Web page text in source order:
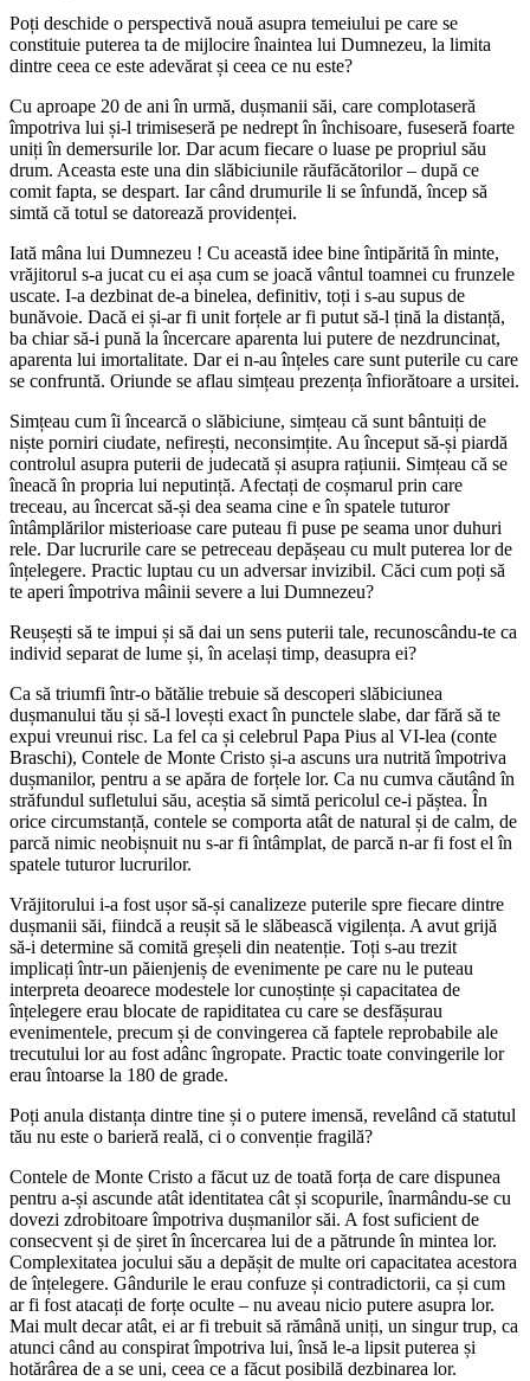
Poți deschide o perspectivă nouă asupra temeiului pe care se
constituie puterea ta de mijlocire înaintea lui Dumnezeu, la limita
dintre ceea ce este adevărat și ceea ce nu este?
Cu aproape 20 de ani în urmă, dușmanii săi, care complotaseră
împotriva lui și-l trimiseseră pe nedrept în închisoare, fuseseră foarte
uniți în demersurile lor. Dar acum fiecare o luase pe propriul său
drum. Aceasta este una din slăbiciunile răufăcătorilor – după ce
comit fapta, se despart. Iar când drumurile li se înfundă, încep să
simtă că totul se datorează providenței.
Iată mâna lui Dumnezeu ! Cu această idee bine întipărită în minte,
vrăjitorul s-a jucat cu ei așa cum se joacă vântul toamnei cu frunzele
uscate. I-a dezbinat de-a binelea, definitiv, toți i s-au supus de
bunăvoie. Dacă ei și-ar fi unit forțele ar fi putut să-l țină la distanță,
ba chiar să-i pună la încercare aparenta lui putere de nezdruncinat,
aparenta lui imortalitate. Dar ei n-au înțeles care sunt puterile cu care
se confruntă. Oriunde se aflau simțeau prezența înfiorătoare a ursitei.
Simțeau cum îi încearcă o slăbiciune, simțeau că sunt bântuiți de
niște porniri ciudate, nefirești, neconsimțite. Au început să-și piardă
controlul asupra puterii de judecată și asupra rațiunii. Simțeau că se
îneacă în propria lui neputință. Afectați de coșmarul prin care
treceau, au încercat să-și dea seama cine e în spatele tuturor
întâmplărilor misterioase care puteau fi puse pe seama unor duhuri
rele. Dar lucrurile care se petreceau depășeau cu mult puterea lor de
înțelegere. Practic luptau cu un adversar invizibil. Căci cum poți să
te aperi împotriva mâinii severe a lui Dumnezeu?
Reușești să te impui și să dai un sens puterii tale, recunoscându-te ca
individ separat de lume și, în același timp, deasupra ei?
Ca să triumfi într-o bătălie trebuie să descoperi slăbiciunea
dușmanului tău și să-l lovești exact în punctele slabe, dar fără să te
expui vreunui risc. La fel ca și celebrul Papa Pius al VI-lea (conte
Braschi), Contele de Monte Cristo și-a ascuns ura nutrită împotriva
dușmanilor, pentru a se apăra de forțele lor. Ca nu cumva căutând în
străfundul sufletului său, aceștia să simtă pericolul ce-i păștea. În
orice circumstanță, contele se comporta atât de natural și de calm, de
parcă nimic neobișnuit nu s-ar fi întâmplat, de parcă n-ar fi fost el în
spatele tuturor lucrurilor.
Vrăjitorului i-a fost ușor să-și canalizeze puterile spre fiecare dintre
dușmanii săi, fiindcă a reușit să le slăbească vigilența. A avut grijă
să-i determine să comită greșeli din neatenție. Toți s-au trezit
implicați într-un păienjeniș de evenimente pe care nu le puteau
interpreta deoarece modestele lor cunoștințe și capacitatea de
înțelegere erau blocate de rapiditatea cu care se desfășurau
evenimentele, precum și de convingerea că faptele reprobabile ale
trecutului lor au fost adânc îngropate. Practic toate convingerile lor
erau întoarse la 180 de grade.
Poți anula distanța dintre tine și o putere imensă, revelând că statutul
tău nu este o barieră reală, ci o convenție fragilă?
Contele de Monte Cristo a făcut uz de toată forța de care dispunea
pentru a-și ascunde atât identitatea cât și scopurile, înarmându-se cu
dovezi zdrobitoare împotriva dușmanilor săi. A fost suficient de
consecvent și de șiret în încercarea lui de a pătrunde în mintea lor.
Complexitatea jocului său a depășit de multe ori capacitatea acestora
de înțelegere. Gândurile le erau confuze și contradictorii, ca și cum
ar fi fost atacați de forțe oculte – nu aveau nicio putere asupra lor.
Mai mult decar atât, ei ar fi trebuit să rămână uniți, un singur trup, ca
atunci când au conspirat împotriva lui, însă le-a lipsit puterea și
hotărârea de a se uni, ceea ce a făcut posibilă dezbinarea lor.